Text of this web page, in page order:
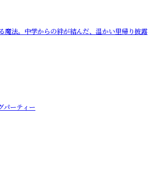
魔法。中学からの絆が結んだ、温かい里帰り披露
パーティー